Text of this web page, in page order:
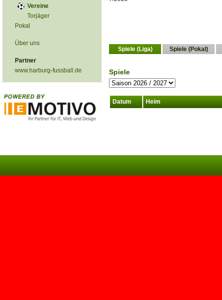
Vereine
Torjäger
Pokal
Über uns
Partner
www.harburg-fussball.de
Spiele (Liga) Spiele (Pokal)
Spiele
Datum Heim